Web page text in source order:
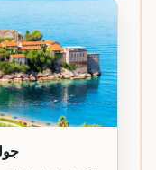
جولة